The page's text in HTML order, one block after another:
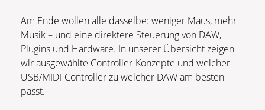
Am Ende wollen alle dasselbe: weniger Maus, mehr
Musik – und eine direktere Steuerung von DAW,
Plugins und Hardware. In unserer Übersicht zeigen
wir ausgewählte Controller-Konzepte und welcher
USB/MIDI-Controller zu welcher DAW am besten
passt.